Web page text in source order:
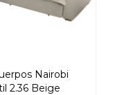
Nairobi
2.36 Beige